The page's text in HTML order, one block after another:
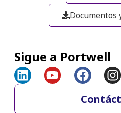
Documentos
Sigue a Portwell